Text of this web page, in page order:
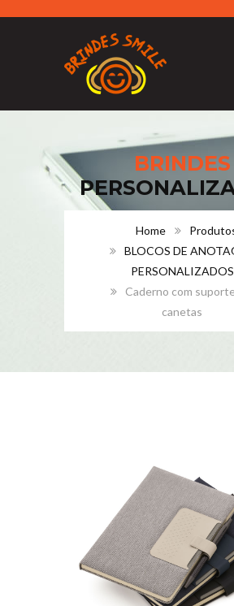
BRINDES
Home
BLOCOS DE
PERSONALIZADOS
Caderno com
canetas